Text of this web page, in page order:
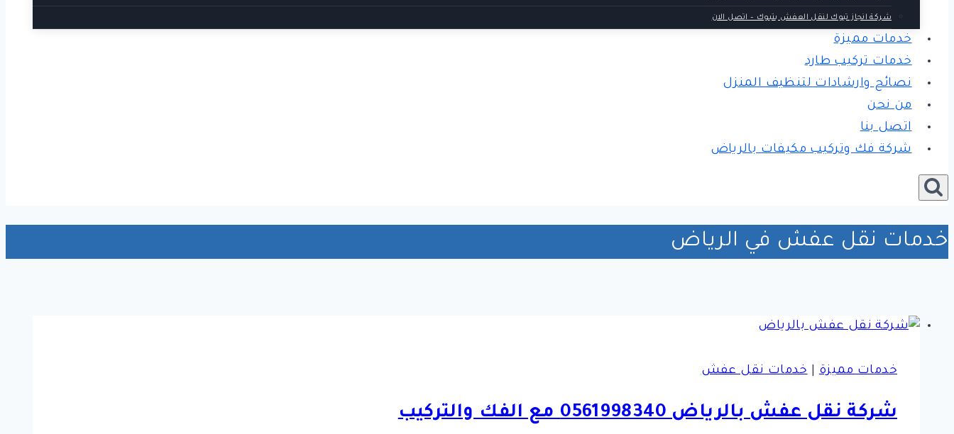
شركة انجاز تبوك لنقل العفش بتبوك – اتصل الان
خدمات مميزة
خدمات تركيب طارد
نصائح وارشادات لتنظيف المنزل
من نحن
اتصل بنا
شركة فك وتركيب مكيفات بالرياض
خدمات نقل عفش في الرياض
خدمات مميزة|خدمات نقل عفش
شركة نقل عفش بالرياض 0561998340 مع الفك والتركيب